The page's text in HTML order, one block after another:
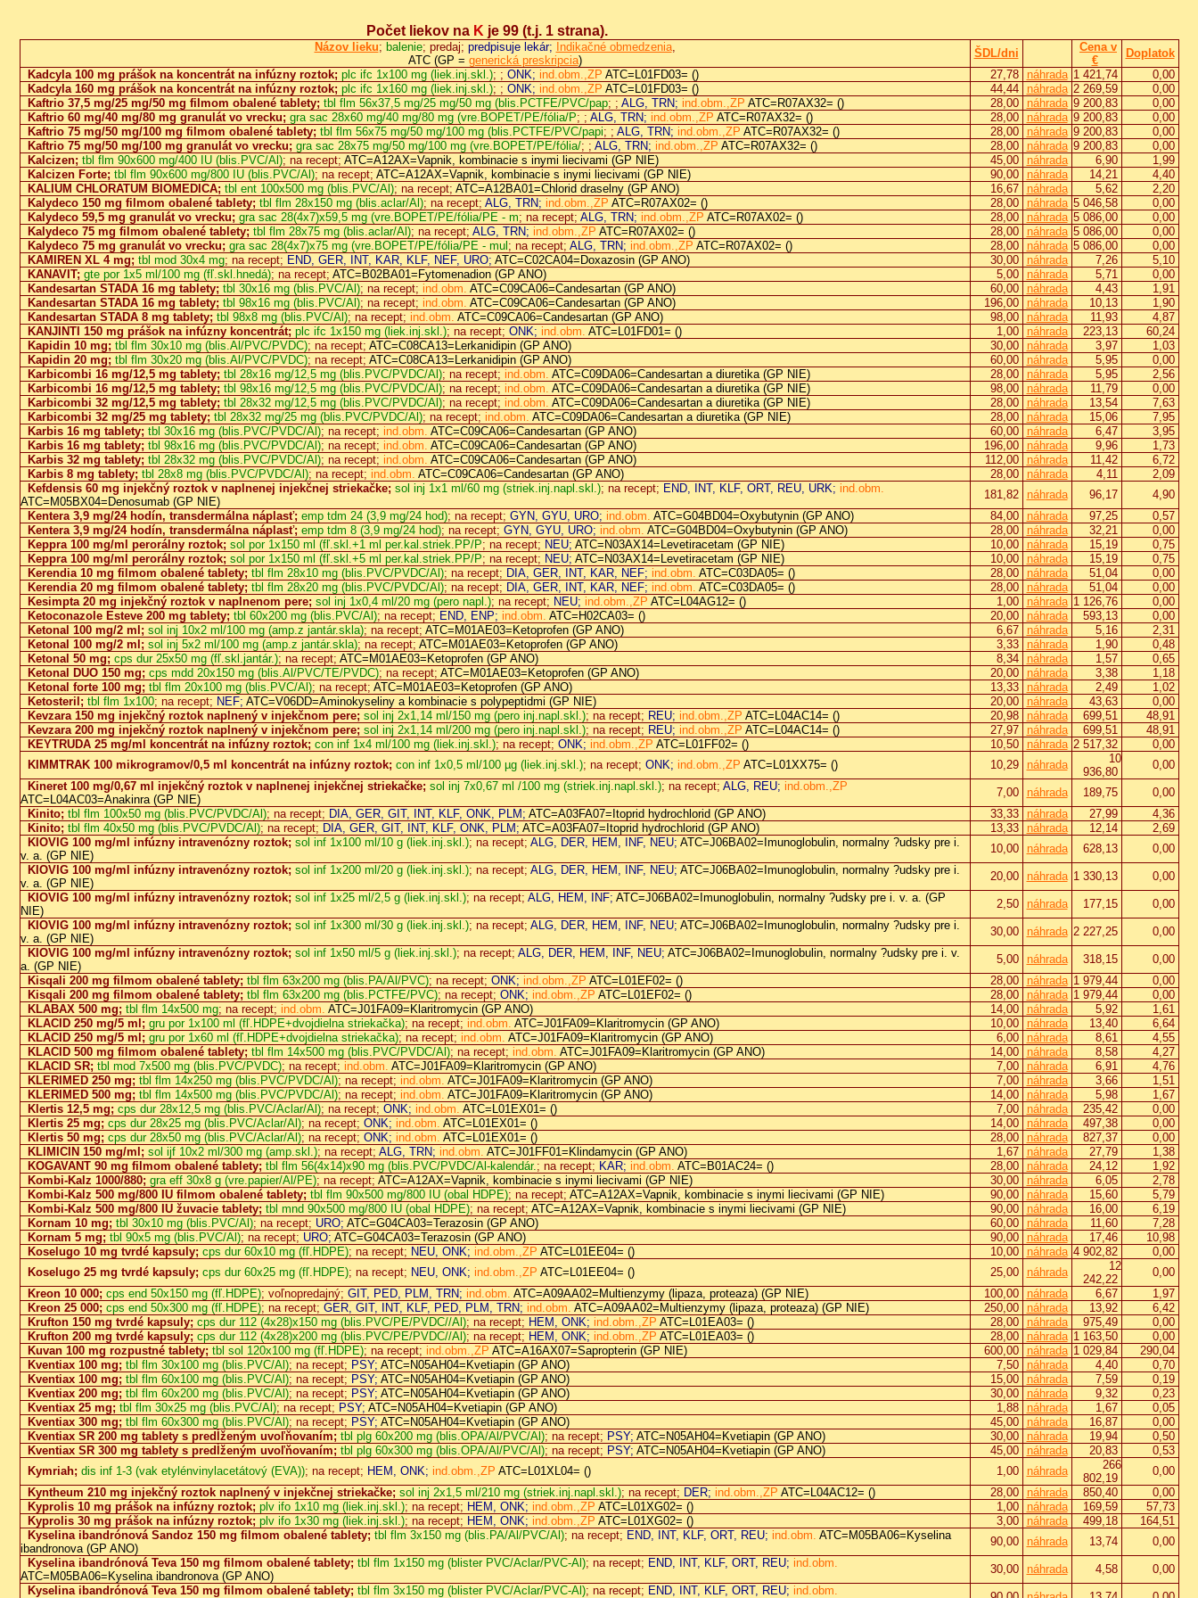
Počet liekov na K je 99(t.j. 1 strana).
Názov lieku; balenie; predaj; predpisuje lekár; Indikačné obmedzenia,
ATC (GP = generická preskripcia)
ŠDL/dni
Cena v
€
Doplatok
Kadcyla 100 mg prášok na koncentrát na infúzny roztok; plc ifc 1x100 mg (liek.inj.skl.); ; ONK; ind.obm.,ZP ATC=L01FD03= () 27,78 náhrada 1 421,74
0,00
Kadcyla 160 mg prášok na koncentrát na infúzny roztok; plc ifc 1x160 mg (liek.inj.skl.); ; ONK; ind.obm.,ZP ATC=L01FD03= () 44,44 náhrada 2 269,59
0,00
Kaftrio 37,5 mg/25 mg/50 mg filmom obalené tablety; tbl flm 56x37,5 mg/25 mg/50 mg (blis.PCTFE/PVC/pap; ; ALG, TRN; ind.obm.,ZP ATC=R07AX32= () 28,00 náhrada 9 200,83
0,00
Kaftrio 60 mg/40 mg/80 mg granulát vo vrecku; gra sac 28x60 mg/40 mg/80 mg (vre.BOPET/PE/fólia/P; ; ALG, TRN; ind.obm.,ZP ATC=R07AX32= () 28,00 náhrada 9 200,83
0,00
Kaftrio 75 mg/50 mg/100 mg filmom obalené tablety; tbl flm 56x75 mg/50 mg/100 mg (blis.PCTFE/PVC/papi; ; ALG, TRN; ind.obm.,ZP ATC=R07AX32= () 28,00 náhrada 9 200,83
0,00
Kaftrio 75 mg/50 mg/100 mg granulát vo vrecku; gra sac 28x75 mg/50 mg/100 mg (vre.BOPET/PE/fólia/; ; ALG, TRN; ind.obm.,ZP ATC=R07AX32= () 28,00 náhrada 9 200,83
0,00
Kalcizen; tbl flm 90x600 mg/400 IU (blis.PVC/Al); na recept; ATC=A12AX=Vapnik, kombinacie s inymi liecivami (GP NIE) 45,00 náhrada 6,90
1,99
Kalcizen Forte; tbl flm 90x600 mg/800 IU (blis.PVC/Al); na recept; ATC=A12AX=Vapnik, kombinacie s inymi liecivami (GP NIE) 90,00 náhrada 14,21
4,40
KALIUM CHLORATUM BIOMEDICA; tbl ent 100x500 mg (blis.PVC/Al); na recept; ATC=A12BA01=Chlorid draselny (GP ANO) 16,67 náhrada 5,62
2,20
Kalydeco 150 mg filmom obalené tablety; tbl flm 28x150 mg (blis.aclar/Al); na recept; ALG, TRN; ind.obm.,ZP ATC=R07AX02= () 28,00 náhrada 5 046,58
0,00
Kalydeco 59,5 mg granulát vo vrecku; gra sac 28(4x7)x59,5 mg (vre.BOPET/PE/fólia/PE - m; na recept; ALG, TRN; ind.obm.,ZP ATC=R07AX02= () 28,00 náhrada 5 086,00
0,00
Kalydeco 75 mg filmom obalené tablety; tbl flm 28x75 mg (blis.aclar/Al); na recept; ALG, TRN; ind.obm.,ZP ATC=R07AX02= () 28,00 náhrada 5 086,00
0,00
Kalydeco 75 mg granulát vo vrecku; gra sac 28(4x7)x75 mg (vre.BOPET/PE/fólia/PE - mul ; na recept; ALG, TRN; ind.obm.,ZP ATC=R07AX02= () 28,00 náhrada 5 086,00
0,00
KAMIREN XL 4 mg; tbl mod 30x4 mg; na recept; END, GER, INT, KAR, KLF, NEF, URO; ATC=C02CA04=Doxazosin (GP ANO) 30,00 náhrada 7,26
5,10
KANAVIT; gte por 1x5 ml/100 mg (fľ.skl.hnedá); na recept; ATC=B02BA01=Fytomenadion (GP ANO) 5,00 náhrada 5,71
0,00
Kandesartan STADA 16 mg tablety; tbl 30x16 mg (blis.PVC/Al); na recept; ind.obm. ATC=C09CA06=Candesartan (GP ANO) 60,00 náhrada 4,43
1,91
Kandesartan STADA 16 mg tablety; tbl 98x16 mg (blis.PVC/Al); na recept; ind.obm. ATC=C09CA06=Candesartan (GP ANO) 196,00 náhrada 10,13
1,90
Kandesartan STADA 8 mg tablety; tbl 98x8 mg (blis.PVC/Al); na recept; ind.obm. ATC=C09CA06=Candesartan (GP ANO) 98,00 náhrada 11,93
4,87
KANJINTI 150 mg prášok na infúzny koncentrát; plc ifc 1x150 mg (liek.inj.skl.); na recept; ONK; ind.obm. ATC=L01FD01= () 1,00 náhrada 223,13
60,24
Kapidin 10 mg; tbl flm 30x10 mg (blis.Al/PVC/PVDC); na recept; ATC=C08CA13=Lerkanidipin (GP ANO) 30,00 náhrada 3,97
1,03
Kapidin 20 mg; tbl flm 30x20 mg (blis.Al/PVC/PVDC); na recept; ATC=C08CA13=Lerkanidipin (GP ANO) 60,00 náhrada 5,95
0,00
Karbicombi 16 mg/12,5 mg tablety; tbl 28x16 mg/12,5 mg (blis.PVC/PVDC/Al); na recept; ind.obm. ATC=C09DA06=Candesartan a diuretika (GP NIE) 28,00 náhrada 5,95
2,56
Karbicombi 16 mg/12,5 mg tablety; tbl 98x16 mg/12,5 mg (blis.PVC/PVDC/Al); na recept; ind.obm. ATC=C09DA06=Candesartan a diuretika (GP NIE) 98,00 náhrada 11,79
0,00
Karbicombi 32 mg/12,5 mg tablety; tbl 28x32 mg/12,5 mg (blis.PVC/PVDC/Al); na recept; ind.obm. ATC=C09DA06=Candesartan a diuretika (GP NIE) 28,00 náhrada 13,54
7,63
Karbicombi 32 mg/25 mg tablety; tbl 28x32 mg/25 mg (blis.PVC/PVDC/Al); na recept; ind.obm. ATC=C09DA06=Candesartan a diuretika (GP NIE) 28,00 náhrada 15,06
7,95
Karbis 16 mg tablety; tbl 30x16 mg (blis.PVC/PVDC/Al); na recept; ind.obm. ATC=C09CA06=Candesartan (GP ANO) 60,00 náhrada 6,47
3,95
Karbis 16 mg tablety; tbl 98x16 mg (blis.PVC/PVDC/Al); na recept; ind.obm. ATC=C09CA06=Candesartan (GP ANO) 196,00 náhrada 9,96
1,73
Karbis 32 mg tablety; tbl 28x32 mg (blis.PVC/PVDC/Al); na recept; ind.obm. ATC=C09CA06=Candesartan (GP ANO) 112,00 náhrada 11,42
6,72
Karbis 8 mg tablety; tbl 28x8 mg (blis.PVC/PVDC/Al); na recept; ind.obm. ATC=C09CA06=Candesartan (GP ANO) 28,00 náhrada 4,11
2,09
Kefdensis 60 mg injekčný roztok v naplnenej injekčnej striekačke; sol inj 1x1 ml/60 mg (striek.inj.napl.skl.); na recept; END, INT, KLF, ORT, REU, URK; ind.obm.
ATC=M05BX04=Denosumab (GP NIE)
181,82 náhrada 96,17
4,90
Kentera 3,9 mg/24 hodín, transdermálna náplasť; emp tdm 24 (3,9 mg/24 hod); na recept; GYN, GYU, URO; ind.obm. ATC=G04BD04=Oxybutynin (GP ANO) 84,00 náhrada 97,25
0,57
Kentera 3,9 mg/24 hodín, transdermálna náplasť; emp tdm 8 (3,9 mg/24 hod); na recept; GYN, GYU, URO; ind.obm. ATC=G04BD04=Oxybutynin (GP ANO) 28,00 náhrada 32,21
0,00
Keppra 100 mg/ml perorálny roztok; sol por 1x150 ml (fľ.skl.+1 ml per.kal.striek.PP/P; na recept; NEU; ATC=N03AX14=Levetiracetam (GP NIE) 10,00 náhrada 15,19
0,75
Keppra 100 mg/ml perorálny roztok; sol por 1x150 ml (fľ.skl.+5 ml per.kal.striek.PP/P; na recept; NEU; ATC=N03AX14=Levetiracetam (GP NIE) 10,00 náhrada 15,19
0,75
Kerendia 10 mg filmom obalené tablety; tbl flm 28x10 mg (blis.PVC/PVDC/Al); na recept; DIA, GER, INT, KAR, NEF; ind.obm. ATC=C03DA05= () 28,00 náhrada 51,04
0,00
Kerendia 20 mg filmom obalené tablety; tbl flm 28x20 mg (blis.PVC/PVDC/Al); na recept; DIA, GER, INT, KAR, NEF; ind.obm. ATC=C03DA05= () 28,00 náhrada 51,04
0,00
Kesimpta 20 mg injekčný roztok v naplnenom pere; sol inj 1x0,4 ml/20 mg (pero napl.); na recept; NEU; ind.obm.,ZP ATC=L04AG12= () 1,00 náhrada 1 126,76
0,00
Ketoconazole Esteve 200 mg tablety; tbl 60x200 mg (blis.PVC/Al); na recept; END, ENP; ind.obm. ATC=H02CA03= () 20,00 náhrada 593,13
0,00
Ketonal 100 mg/2 ml; sol inj 10x2 ml/100 mg (amp.z jantár.skla); na recept; ATC=M01AE03=Ketoprofen (GP ANO) 6,67 náhrada 5,16
2,31
Ketonal 100 mg/2 ml; sol inj 5x2 ml/100 mg (amp.z jantár.skla); na recept; ATC=M01AE03=Ketoprofen (GP ANO) 3,33 náhrada 1,90
0,48
Ketonal 50 mg; cps dur 25x50 mg (fľ.skl.jantár.); na recept; ATC=M01AE03=Ketoprofen (GP ANO) 8,34 náhrada 1,57
0,65
Ketonal DUO 150 mg; cps mdd 20x150 mg (blis.Al/PVC/TE/PVDC); na recept; ATC=M01AE03=Ketoprofen (GP ANO) 20,00 náhrada 3,38
1,18
Ketonal forte 100 mg; tbl flm 20x100 mg (blis.PVC/Al); na recept; ATC=M01AE03=Ketoprofen (GP ANO) 13,33 náhrada 2,49
1,02
Ketosteril; tbl flm 1x100; na recept; NEF; ATC=V06DD=Aminokyseliny a kombinacie s polypeptidmi (GP NIE) 20,00 náhrada 43,63
0,00
Kevzara 150 mg injekčný roztok naplnený v injekčnom pere; sol inj 2x1,14 ml/150 mg (pero inj.napl.skl.); na recept; REU; ind.obm.,ZP ATC=L04AC14= () 20,98 náhrada 699,51
48,91
Kevzara 200 mg injekčný roztok naplnený v injekčnom pere; sol inj 2x1,14 ml/200 mg (pero inj.napl.skl.); na recept; REU; ind.obm.,ZP ATC=L04AC14= () 27,97 náhrada 699,51
48,91
KEYTRUDA 25 mg/ml koncentrát na infúzny roztok; con inf 1x4 ml/100 mg (liek.inj.skl.); na recept; ONK; ind.obm.,ZP ATC=L01FF02= () 10,50 náhrada 2 517,32
0,00
KIMMTRAK 100 mikrogramov/0,5 ml koncentrát na infúzny roztok; con inf 1x0,5 ml/100 µg (liek.inj.skl.); na recept; ONK; ind.obm.,ZP ATC=L01XX75= () 10,29 náhrada
10
936,80
0,00
Kineret 100 mg/0,67 ml injekčný roztok v naplnenej injekčnej striekačke; sol inj 7x0,67 ml /100 mg (striek.inj.napl.skl.); na recept; ALG, REU; ind.obm.,ZP
ATC=L04AC03=Anakinra (GP NIE)
7,00 náhrada 189,75
0,00
Kinito; tbl flm 100x50 mg (blis.PVC/PVDC/Al); na recept; DIA, GER, GIT, INT, KLF, ONK, PLM; ATC=A03FA07=Itoprid hydrochlorid (GP ANO) 33,33 náhrada 27,99
4,36
Kinito; tbl flm 40x50 mg (blis.PVC/PVDC/Al); na recept; DIA, GER, GIT, INT, KLF, ONK, PLM; ATC=A03FA07=Itoprid hydrochlorid (GP ANO) 13,33 náhrada 12,14
2,69
KIOVIG 100 mg/ml infúzny intravenózny roztok; sol inf 1x100 ml/10 g (liek.inj.skl.); na recept; ALG, DER, HEM, INF, NEU; ATC=J06BA02=Imunoglobulin, normalny ?udsky pre i.
v. a. (GP NIE)
10,00 náhrada 628,13
0,00
KIOVIG 100 mg/ml infúzny intravenózny roztok; sol inf 1x200 ml/20 g (liek.inj.skl.); na recept; ALG, DER, HEM, INF, NEU; ATC=J06BA02=Imunoglobulin, normalny ?udsky pre i.
v. a. (GP NIE)
20,00 náhrada 1 330,13
0,00
KIOVIG 100 mg/ml infúzny intravenózny roztok; sol inf 1x25 ml/2,5 g (liek.inj.skl.); na recept; ALG, HEM, INF; ATC=J06BA02=Imunoglobulin, normalny ?udsky pre i. v. a. (GP
NIE)
2,50 náhrada 177,15
0,00
KIOVIG 100 mg/ml infúzny intravenózny roztok; sol inf 1x300 ml/30 g (liek.inj.skl.); na recept; ALG, DER, HEM, INF, NEU; ATC=J06BA02=Imunoglobulin, normalny ?udsky pre i.
v. a. (GP NIE)
30,00 náhrada 2 227,25
0,00
KIOVIG 100 mg/ml infúzny intravenózny roztok; sol inf 1x50 ml/5 g (liek.inj.skl.); na recept; ALG, DER, HEM, INF, NEU; ATC=J06BA02=Imunoglobulin, normalny ?udsky pre i. v.
a. (GP NIE)
5,00 náhrada 318,15
0,00
Kisqali 200 mg filmom obalené tablety; tbl flm 63x200 mg (blis.PA/Al/PVC); na recept; ONK; ind.obm.,ZP ATC=L01EF02= () 28,00 náhrada 1 979,44
0,00
Kisqali 200 mg filmom obalené tablety; tbl flm 63x200 mg (blis.PCTFE/PVC); na recept; ONK; ind.obm.,ZP ATC=L01EF02= () 28,00 náhrada 1 979,44
0,00
KLABAX 500 mg; tbl flm 14x500 mg; na recept; ind.obm. ATC=J01FA09=Klaritromycin (GP ANO) 14,00 náhrada 5,92
1,61
KLACID 250 mg/5 ml; gru por 1x100 ml (fľ.HDPE+dvojdielna striekačka); na recept; ind.obm. ATC=J01FA09=Klaritromycin (GP ANO) 10,00 náhrada 13,40
6,64
KLACID 250 mg/5 ml; gru por 1x60 ml (fľ.HDPE+dvojdielna striekačka); na recept; ind.obm. ATC=J01FA09=Klaritromycin (GP ANO) 6,00 náhrada 8,61
4,55
KLACID 500 mg filmom obalené tablety; tbl flm 14x500 mg (blis.PVC/PVDC/Al); na recept; ind.obm. ATC=J01FA09=Klaritromycin (GP ANO) 14,00 náhrada 8,58
4,27
KLACID SR; tbl mod 7x500 mg (blis.PVC/PVDC); na recept; ind.obm. ATC=J01FA09=Klaritromycin (GP ANO) 7,00 náhrada 6,91
4,76
KLERIMED 250 mg; tbl flm 14x250 mg (blis.PVC/PVDC/Al); na recept; ind.obm. ATC=J01FA09=Klaritromycin (GP ANO) 7,00 náhrada 3,66
1,51
KLERIMED 500 mg; tbl flm 14x500 mg (blis.PVC/PVDC/Al); na recept; ind.obm. ATC=J01FA09=Klaritromycin (GP ANO) 14,00 náhrada 5,98
1,67
Klertis 12,5 mg; cps dur 28x12,5 mg (blis.PVC/Aclar/Al); na recept; ONK; ind.obm. ATC=L01EX01= () 7,00 náhrada 235,42
0,00
Klertis 25 mg; cps dur 28x25 mg (blis.PVC/Aclar/Al); na recept; ONK; ind.obm. ATC=L01EX01= () 14,00 náhrada 497,38
0,00
Klertis 50 mg; cps dur 28x50 mg (blis.PVC/Aclar/Al); na recept; ONK; ind.obm. ATC=L01EX01= () 28,00 náhrada 827,37
0,00
KLIMICIN 150 mg/ml; sol ijf 10x2 ml/300 mg (amp.skl.); na recept; ALG, TRN; ind.obm. ATC=J01FF01=Klindamycin (GP ANO) 1,67 náhrada 27,79
1,38
KOGAVANT 90 mg filmom obalené tablety; tbl flm 56(4x14)x90 mg (blis.PVC/PVDC/Al-kalendár.; na recept; KAR; ind.obm. ATC=B01AC24= () 28,00 náhrada 24,12
1,92
Kombi-Kalz 1000/880; gra eff 30x8 g (vre.papier/Al/PE); na recept; ATC=A12AX=Vapnik, kombinacie s inymi liecivami (GP NIE) 30,00 náhrada 6,05
2,78
Kombi-Kalz 500 mg/800 IU filmom obalené tablety; tbl flm 90x500 mg/800 IU (obal HDPE); na recept; ATC=A12AX=Vapnik, kombinacie s inymi liecivami (GP NIE) 90,00 náhrada 15,60
5,79
Kombi-Kalz 500 mg/800 IU žuvacie tablety; tbl mnd 90x500 mg/800 IU (obal HDPE); na recept; ATC=A12AX=Vapnik, kombinacie s inymi liecivami (GP NIE) 90,00 náhrada 16,00
6,19
Kornam 10 mg; tbl 30x10 mg (blis.PVC/Al); na recept; URO; ATC=G04CA03=Terazosin (GP ANO) 60,00 náhrada 11,60
7,28
Kornam 5 mg; tbl 90x5 mg (blis.PVC/Al); na recept; URO; ATC=G04CA03=Terazosin (GP ANO) 90,00 náhrada 17,46
10,98
Koselugo 10 mg tvrdé kapsuly; cps dur 60x10 mg (fľ.HDPE); na recept; NEU, ONK; ind.obm.,ZP ATC=L01EE04= () 10,00 náhrada 4 902,82
0,00
Koselugo 25 mg tvrdé kapsuly; cps dur 60x25 mg (fľ.HDPE); na recept; NEU, ONK; ind.obm.,ZP ATC=L01EE04= () 25,00 náhrada
12
242,22
0,00
Kreon 10 000; cps end 50x150 mg (fľ.HDPE); voľnopredajný; GIT, PED, PLM, TRN; ind.obm. ATC=A09AA02=Multienzymy (lipaza, proteaza) (GP NIE) 100,00 náhrada 6,67
1,97
Kreon 25 000; cps end 50x300 mg (fľ.HDPE); na recept; GER, GIT, INT, KLF, PED, PLM, TRN; ind.obm. ATC=A09AA02=Multienzymy (lipaza, proteaza) (GP NIE) 250,00 náhrada 13,92
6,42
Krufton 150 mg tvrdé kapsuly; cps dur 112 (4x28)x150 mg (blis.PVC/PE/PVDC//Al); na recept; HEM, ONK; ind.obm.,ZP ATC=L01EA03= () 28,00 náhrada 975,49
0,00
Krufton 200 mg tvrdé kapsuly; cps dur 112 (4x28)x200 mg (blis.PVC/PE/PVDC//Al); na recept; HEM, ONK; ind.obm.,ZP ATC=L01EA03= () 28,00 náhrada 1 163,50
0,00
Kuvan 100 mg rozpustné tablety; tbl sol 120x100 mg (fľ.HDPE); na recept; ind.obm.,ZP ATC=A16AX07=Sapropterin (GP NIE) 600,00 náhrada 1 029,84
290,04
Kventiax 100 mg; tbl flm 30x100 mg (blis.PVC/Al); na recept; PSY; ATC=N05AH04=Kvetiapin (GP ANO) 7,50 náhrada 4,40
0,70
Kventiax 100 mg; tbl flm 60x100 mg (blis.PVC/Al); na recept; PSY; ATC=N05AH04=Kvetiapin (GP ANO) 15,00 náhrada 7,59
0,19
Kventiax 200 mg; tbl flm 60x200 mg (blis.PVC/Al); na recept; PSY; ATC=N05AH04=Kvetiapin (GP ANO) 30,00 náhrada 9,32
0,23
Kventiax 25 mg; tbl flm 30x25 mg (blis.PVC/Al); na recept; PSY; ATC=N05AH04=Kvetiapin (GP ANO) 1,88 náhrada 1,67
0,05
Kventiax 300 mg; tbl flm 60x300 mg (blis.PVC/Al); na recept; PSY; ATC=N05AH04=Kvetiapin (GP ANO) 45,00 náhrada 16,87
0,00
Kventiax SR 200 mg tablety s predĺženým uvoľňovaním; tbl plg 60x200 mg (blis.OPA/Al/PVC/Al); na recept; PSY; ATC=N05AH04=Kvetiapin (GP ANO) 30,00 náhrada 19,94
0,50
Kventiax SR 300 mg tablety s predĺženým uvoľňovaním; tbl plg 60x300 mg (blis.OPA/Al/PVC/Al); na recept; PSY; ATC=N05AH04=Kvetiapin (GP ANO) 45,00 náhrada 20,83
0,53
Kymriah; dis inf 1-3 (vak etylénvinylacetátový (EVA)); na recept; HEM, ONK; ind.obm.,ZP ATC=L01XL04= () 1,00 náhrada
266
802,19
0,00
Kyntheum 210 mg injekčný roztok naplnený v injekčnej striekačke; sol inj 2x1,5 ml/210 mg (striek.inj.napl.skl.); na recept; DER; ind.obm.,ZP ATC=L04AC12= () 28,00 náhrada 850,40
0,00
Kyprolis 10 mg prášok na infúzny roztok; plv ifo 1x10 mg (liek.inj.skl.); na recept; HEM, ONK; ind.obm.,ZP ATC=L01XG02= () 1,00 náhrada 169,59
57,73
Kyprolis 30 mg prášok na infúzny roztok; plv ifo 1x30 mg (liek.inj.skl.); na recept; HEM, ONK; ind.obm.,ZP ATC=L01XG02= () 3,00 náhrada 499,18
164,51
Kyselina ibandrónová Sandoz 150 mg filmom obalené tablety; tbl flm 3x150 mg (blis.PA/Al/PVC/Al); na recept; END, INT, KLF, ORT, REU; ind.obm. ATC=M05BA06=Kyselina
ibandronova (GP ANO)
90,00 náhrada 13,74
0,00
Kyselina ibandrónová Teva 150 mg filmom obalené tablety; tbl flm 1x150 mg (blister PVC/Aclar/PVC-Al); na recept; END, INT, KLF, ORT, REU; ind.obm.
ATC=M05BA06=Kyselina ibandronova (GP ANO)
30,00 náhrada 4,58
0,00
Kyselina ibandrónová Teva 150 mg filmom obalené tablety; tbl flm 3x150 mg (blister PVC/Aclar/PVC-Al); na recept; END, INT, KLF, ORT, REU; ind.obm.